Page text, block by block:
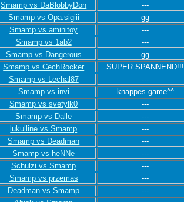
Smamp vs DaBlobbyDon
---
Smamp vs Opa.sigiii
gg
Smamp vs aminitoy
---
Smamp vs 1ab2
---
Smamp vs Dangerous
gg
Smamp vs CechRocker
SUPER SPANNEND!!!
Smamp vs Lechal87
---
Smamp vs invi
knappes game^^
Smamp vs svetylk0
---
Smamp vs Dalle
---
lukulline vs Smamp
---
Smamp vs Deadman
---
Smamp vs heNNe
---
Schulzi vs Smamp
---
Smamp vs przemas
---
Deadman vs Smamp
---